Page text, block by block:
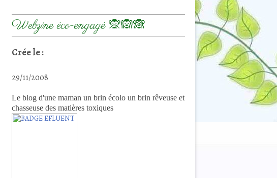
Webzine éco-engagé 🙊🙉🙈
Crée le :
29/11/2008
Le blog d'une maman un brin écolo un brin rêveuse et
chasseuse des matières toxiques